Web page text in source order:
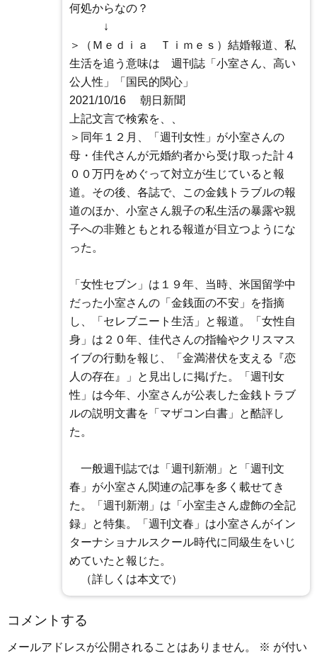
何処からなの？
↓
＞（Ｍｅｄｉａ Ｔｉｍｅｓ）結婚報道、私
生活を追う意味は 週刊誌「小室さん、高い
公人性」「国民的関心」
2021/10/16 朝日新聞
上記文言で検索を、、
＞同年１２月、「週刊女性」が小室さんの
母・佳代さんが元婚約者から受け取った計４
００万円をめぐって対立が生じていると報
道。その後、各誌で、この金銭トラブルの報
道のほか、小室さん親子の私生活の暴露や親
子への非難ともとれる報道が目立つようにな
った。
「女性セブン」は１９年、当時、米国留学中
だった小室さんの「金銭面の不安」を指摘
し、「セレブニート生活」と報道。「女性自
身」は２０年、佳代さんの指輪やクリスマス
イブの行動を報じ、「金満潜伏を支える『恋
人の存在』」と見出しに掲げた。「週刊女
性」は今年、小室さんが公表した金銭トラブ
ルの説明文書を「マザコン白書」と酷評し
た。
一般週刊誌では「週刊新潮」と「週刊文
春」が小室さん関連の記事を多く載せてき
た。「週刊新潮」は「小室圭さん虚飾の全記
録」と特集。「週刊文春」は小室さんがイン
ターナショナルスクール時代に同級生をいじ
めていたと報じた。
（詳しくは本文で）
コメントする
メールアドレスが公開されることはありません。 ※ が付い